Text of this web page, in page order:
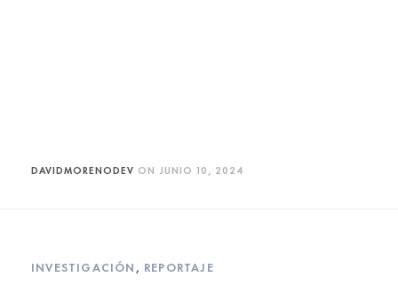
DAVIDMORENODEV ON JUNIO 10, 2024
INVESTIGACIÓN , REPORTAJE